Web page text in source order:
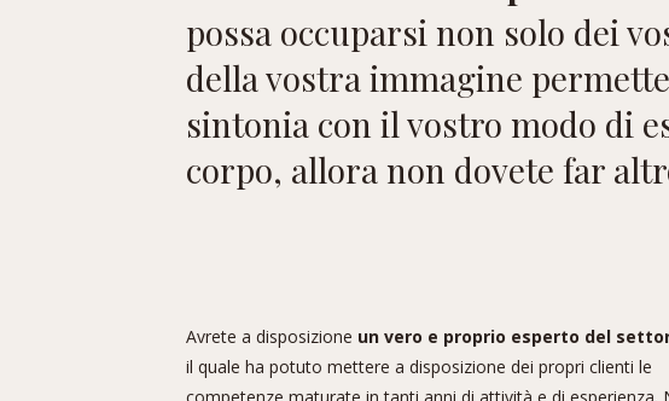
possa occuparsi non solo dei
della vostra immagine
sintonia con il vostro modo di
corpo, allora non dovete far
Avrete a disposizione un vero e proprio esperto del
il quale ha potuto mettere a disposizione dei propri clienti le